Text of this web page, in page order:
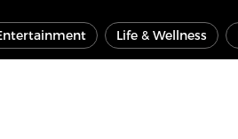
Life & Wellness